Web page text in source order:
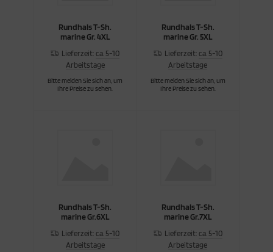
Rundhals T-Sh.
marine Gr. 4XL
Lieferzeit: ca. 5-10
Arbeitstage
Bitte melden Sie sich an, um
Ihre Preise zu sehen.
Rundhals T-Sh.
marine Gr. 5XL
Lieferzeit: ca. 5-10
Arbeitstage
Bitte melden Sie sich an, um
Ihre Preise zu sehen.
Rundhals T-Sh.
marine Gr.6XL
Lieferzeit: ca. 5-10
Arbeitstage
Rundhals T-Sh.
marine Gr.7XL
Lieferzeit: ca. 5-10
Arbeitstage